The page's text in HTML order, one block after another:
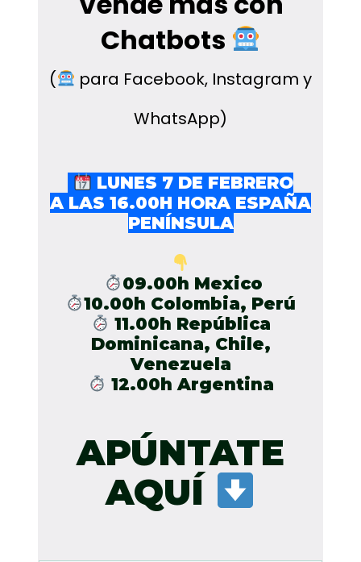
Chatbots
(
para Facebook, Instagram y
WhatsApp)
LUNES 7 DE FEBRERO
A LAS 16.00H HORA ESPAÑA
PENÍNSULA
09.00h Mexico
10.00h Colombia, Perú
11.00h República
Dominicana, Chile,
Venezuela
12.00h Argentina
APÚNTATE
AQUÍ